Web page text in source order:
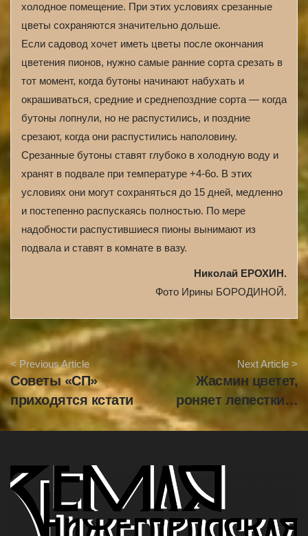
холодное помещение. При этих условиях срезанные
цветы сохраняются значительно дольше.
Если садовод хочет иметь цветы после окончания
цветения пионов, нужно самые ранние сорта срезать в
тот момент, когда бутоны начинают набухать и
окрашиваться, средние и среднепоздние сорта — когда
бутоны лопнули, но не распустились, и поздние
срезают, когда они распустились наполовину.
Срезанные бутоны ставят глубоко в холодную воду и
хранят в подвале при температуре +4‑6о. В этих
условиях они могут сохраняться до 15 дней, медленно
и постепенно распускаясь полностью. По мере
надобности распустившиеся пионы вынимают из
подвала и ставят в комнате в вазу.
Николай ЕРОХИН.
Фото Ирины БОРОДИНОЙ.
A
r
t
i
c
l
a
v
< Previous Article
Советы «СП»
приходятся кстати
Next Article >
Жасмин цветет,
роняет лепестки…